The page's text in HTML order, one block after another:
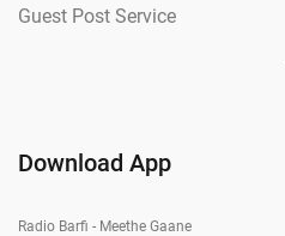
Guest Post Service
Download App
Radio Barfi - Meethe Gaane